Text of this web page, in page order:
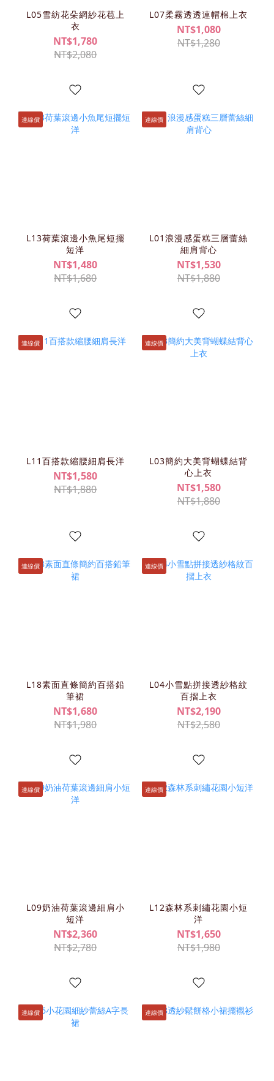
L05雪紡花朵網紗花苞上
衣
NT$1,780
NT$2,080
L07柔霧透透連帽棉上衣
NT$1,080
NT$1,280
連線價
L13荷葉滾邊小魚尾短擺
短洋
NT$1,480
NT$1,680
連線價
L01浪漫感蛋糕三層蕾絲
細肩背心
NT$1,530
NT$1,880
連線價
L11百搭款縮腰細肩長洋
NT$1,580
NT$1,880
連線價
L03簡約大美背蝴蝶結背
心上衣
NT$1,580
NT$1,880
連線價
L18素面直條簡約百搭鉛
筆裙
NT$1,680
NT$1,980
連線價
L04小雪點拼接透紗格紋
百摺上衣
NT$2,190
NT$2,580
連線價
L09奶油荷葉滾邊細肩小
短洋
NT$2,360
NT$2,780
連線價
L12森林系刺繡花園小短
洋
NT$1,650
NT$1,980
連線價 連線價